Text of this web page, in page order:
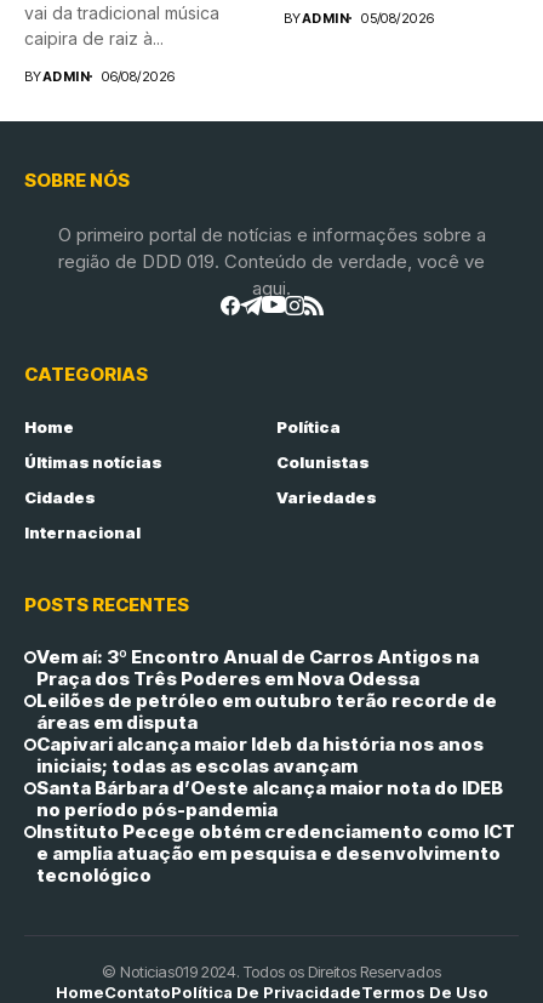
vai da tradicional música
caipira de raiz à...
BYADMIN 06/08/2026
BYADMIN 05/08/2026
SOBRE NÓS
O primeiro portal de notícias e informações sobre a
região de DDD 019. Conteúdo de verdade, você ve
aqui.
CATEGORIAS
Home
Política
Últimas notícias
Colunistas
Cidades
Variedades
Internacional
POSTS RECENTES
Vem aí: 3º Encontro Anual de Carros Antigos na
Praça dos Três Poderes em Nova Odessa
Leilões de petróleo em outubro terão recorde de
áreas em disputa
Capivari alcança maior Ideb da história nos anos
iniciais; todas as escolas avançam
Santa Bárbara d’Oeste alcança maior nota do IDEB
no período pós-pandemia
Instituto Pecege obtém credenciamento como ICT
e amplia atuação em pesquisa e desenvolvimento
tecnológico
© Noticias019 2024. Todos os Direitos Reservados
HomeContatoPolítica De PrivacidadeTermos De Uso